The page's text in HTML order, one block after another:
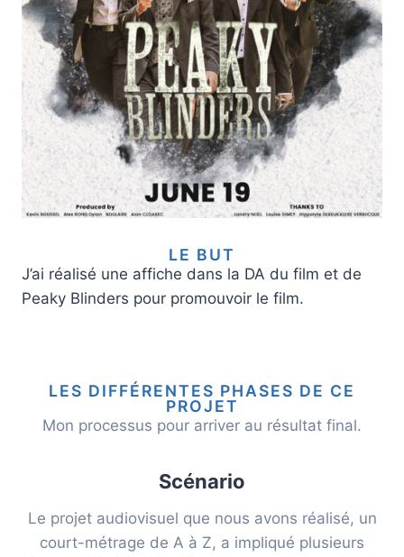
LE BUT
J’ai réalisé une affiche dans la DA du film et de
Peaky Blinders pour promouvoir le film.
LES DIFFÉRENTES PHASES DE CE
PROJET
Mon processus pour arriver au résultat final.
Scénario
Le projet audiovisuel que nous avons réalisé, un
court-métrage de A à Z, a impliqué plusieurs